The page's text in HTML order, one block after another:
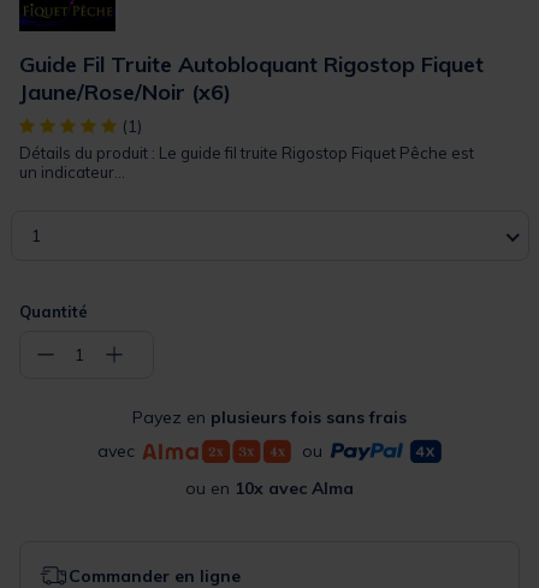
Guide Fil Truite Autobloquant Rigostop Fiquet
Jaune/Rose/Noir (x6)
[object Object] out of 5 Customer Rating
(1)
Détails du produit : Le guide fil truite Rigostop Fiquet Pêche est
un indicateur...
1
Quantité
− 1 +
Payez en plusieurs fois sans frais
avec
ou
ou en 10x avec Alma
Commander en ligne